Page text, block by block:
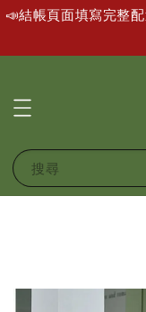
📣結帳頁面填寫完整
搜尋